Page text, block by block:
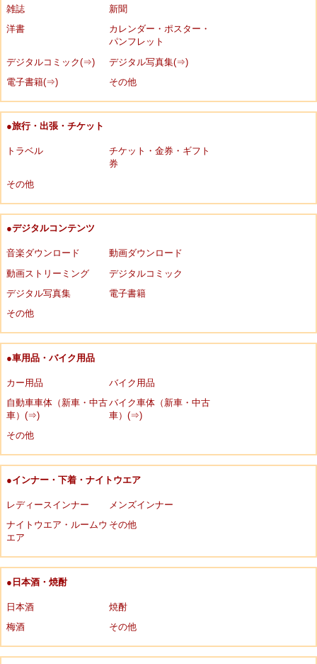
雑誌
新聞
洋書
カレンダー・ポスター・
パンフレット
デジタルコミック(⇒)
デジタル写真集(⇒)
電子書籍(⇒)
その他
●旅行・出張・チケット
トラベル
チケット・金券・ギフト
券
その他
●デジタルコンテンツ
音楽ダウンロード
動画ダウンロード
動画ストリーミング
デジタルコミック
デジタル写真集
電子書籍
その他
●車用品・バイク用品
カー用品
バイク用品
自動車車体（新車・中古
車）(⇒)
バイク車体（新車・中古
車）(⇒)
その他
●インナー・下着・ナイトウエア
レディースインナー
メンズインナー
ナイトウエア・ルームウ
エア
その他
●日本酒・焼酎
日本酒
焼酎
梅酒
その他